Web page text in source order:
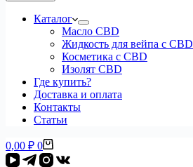
Каталог
Масло CBD
Жидкость для вейпа с CBD
Косметика с CBD
Изолят CBD
Где купить?
Доставка и оплата
Контакты
Статьи
Корзина
0,00 ₽ 0